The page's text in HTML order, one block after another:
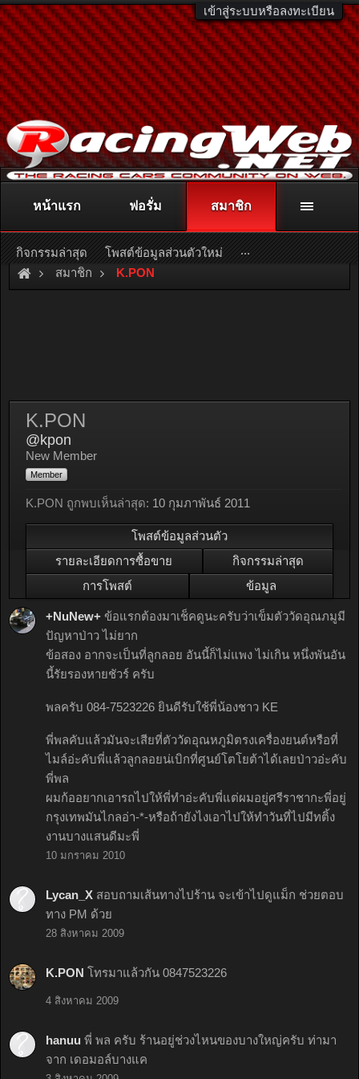
เข้าสู่ระบบหรือลงทะเบียน
ติดต่อลงโฆษณา racingweb@gmail.comหรือโทร. 081-811-1138
หรืออ่านรายละเอียดเพิ่มเติม คลิกที่นี่
สมาชิก K.PON
K.PON
@kpon
New Member
Member
K.PON ถูกพบเห็นล่าสุด: 10 กุมภาพันธ์ 2011
โพสต์ข้อมูลส่วนตัว
รายละเอียดการซื้อขาย
กิจกรรมล่าสุด
การโพสต์
ข้อมูล
+NuNew+ ข้อแรกต้องมาเช็คดูนะครับว่าเข็มตัววัดอุณภมูมี
ปัญหาป่าว ไม่ยาก
ข้อสอง อากจะเป็นที่ลูกลอย อันนี้ก็ไม่แพง ไม่เกิน หนึ่งพันอัน
นี้รัยรองหายชัวร์ ครับ
พลครับ 084-7523226 ยินดีรับใช้พี่น้องชาว KE
พี่พลคับแล้วมันจะเสียที่ตัววัดอุณหภูมิตรงเครื่องยนต์หรือที่
ไมล์อ่ะคับพี่แล้วลูกลอยน่เบิกที่ศูนย์โตโยต้าได้เลยป่าวอ่ะคับ
พี่พล
ผมก้ออยากเอารถไปให้พี่ทำอ่ะคับพี่แต่ผมอยู่ศรีราชากะพี่อยู่
กรุงเทพมันไกลอ่า-*-หรือถ้ายังไงเอาไปให้ทำวันที่ไปมีทติ้ง
งานบางแสนดีมะพี่
10 มกราคม 2010
Lycan_X สอบถามเส้นทางไปร้าน จะเข้าไปดูแม็ก ช่วยตอบ
ทาง PM ด้วย
28 สิงหาคม 2009
K.PON โทรมาแล้วกัน 0847523226
4 สิงหาคม 2009
hanuu พี่ พล ครับ ร้านอยู่ช่วงไหนของบางใหญ่ครับ ท่ามา
จาก เดอมอล์บางแค
หน้าแรก ฟอรั่ม สมาชิก
กิจกรรมล่าสุด โพสต์ข้อมูลส่วนตัวใหม่ ...